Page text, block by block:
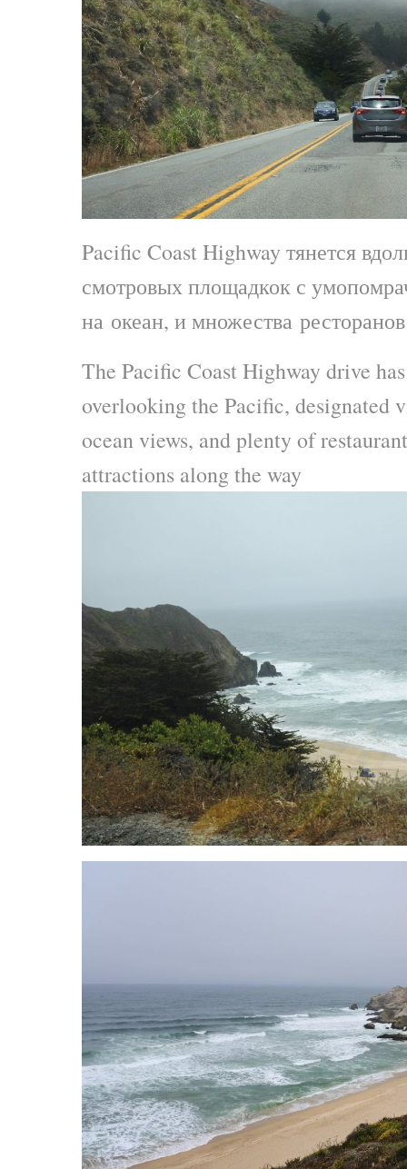
Pacific Coast Highway тянется
смотровых площадкок с
на океан, и множества
The Pacific Coast Highway drive
overlooking the Pacific, designated
ocean views, and plenty of
attractions along the way